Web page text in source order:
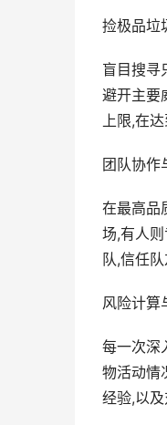
捡极品垃
盲目搜寻
避开主要
上限,在
团队协作
在最高品
场,有人
队,信任
风险计算
每一次深
物活动情
经验,以及